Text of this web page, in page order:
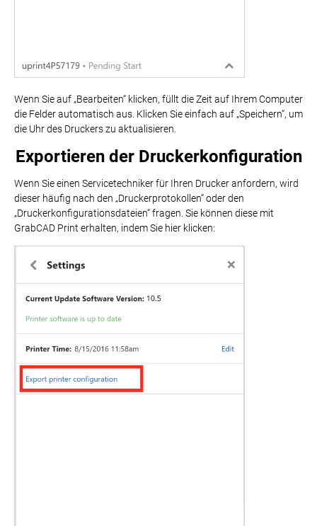
Wenn Sie auf „Bearbeiten“ klicken, füllt die Zeit auf Ihrem Computer
die Felder automatisch aus. Klicken Sie einfach auf „Speichern“, um
die Uhr des Druckers zu aktualisieren.
Exportieren der Druckerkonfiguration
Wenn Sie einen Servicetechniker für Ihren Drucker anfordern, wird
dieser häufig nach den „Druckerprotokollen“ oder den
„Druckerkonfigurationsdateien“ fragen. Sie können diese mit
GrabCAD Print erhalten, indem Sie hier klicken: